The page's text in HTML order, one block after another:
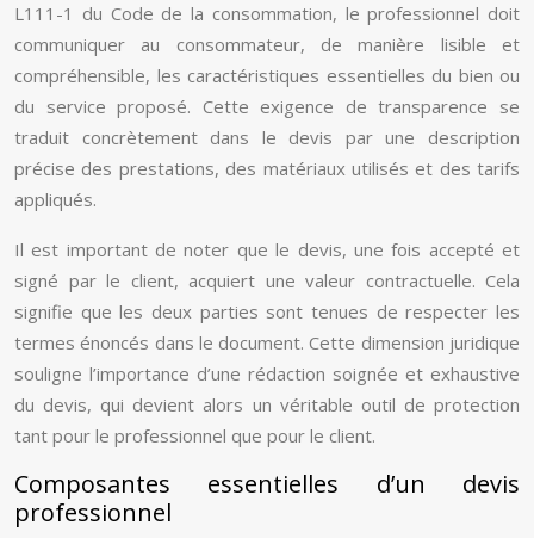
L111-1 du Code de la consommation, le professionnel doit
communiquer au consommateur, de manière lisible et
compréhensible, les caractéristiques essentielles du bien ou
du service proposé. Cette exigence de transparence se
traduit concrètement dans le devis par une description
précise des prestations, des matériaux utilisés et des tarifs
appliqués.
Il est important de noter que le devis, une fois accepté et
signé par le client, acquiert une valeur contractuelle. Cela
signifie que les deux parties sont tenues de respecter les
termes énoncés dans le document. Cette dimension juridique
souligne l’importance d’une rédaction soignée et exhaustive
du devis, qui devient alors un véritable outil de protection
tant pour le professionnel que pour le client.
Composantes essentielles d’un devis
professionnel